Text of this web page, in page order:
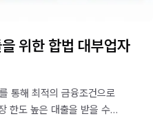
위한 합법 대부업자
통해 최적의 금융조건으로
한도 높은 대출을 받을 수